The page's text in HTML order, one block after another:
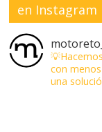
en Instagram
motoreto_
con
una